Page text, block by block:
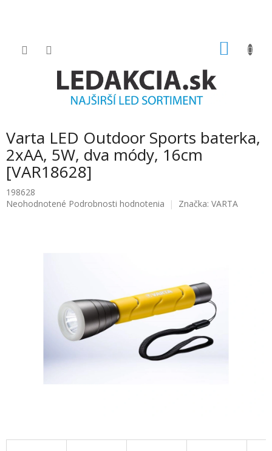
Varta LED Outdoor Sports baterka,
2xAA, 5W, dva módy, 16cm
[VAR18628]
198628
Priemerné
Neohodnotené Podrobnosti hodnotenia Značka: VARTA